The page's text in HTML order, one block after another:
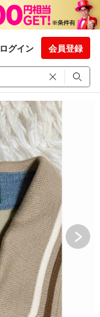
ログイン 会員登録